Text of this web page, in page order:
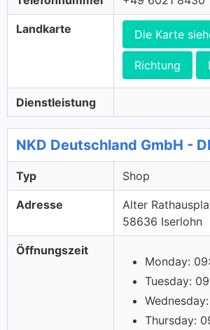
Landkarte Die Karte
Richtung
Dienstleistung
NKD Deutschland GmbH -
Typ Shop
Adresse
Alter
58636 Iserlohn
Öffnungszeit
Monday:
Tuesday:
Thursday: